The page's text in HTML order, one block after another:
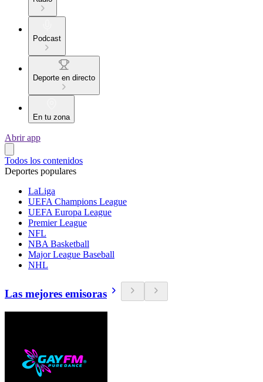
Podcast
Deporte en directo
En tu zona
Abrir app
Todos los contenidos
Deportes populares
LaLiga
UEFA Champions League
UEFA Europa League
Premier League
NFL
NBA Basketball
Major League Baseball
NHL
Las mejores emisoras